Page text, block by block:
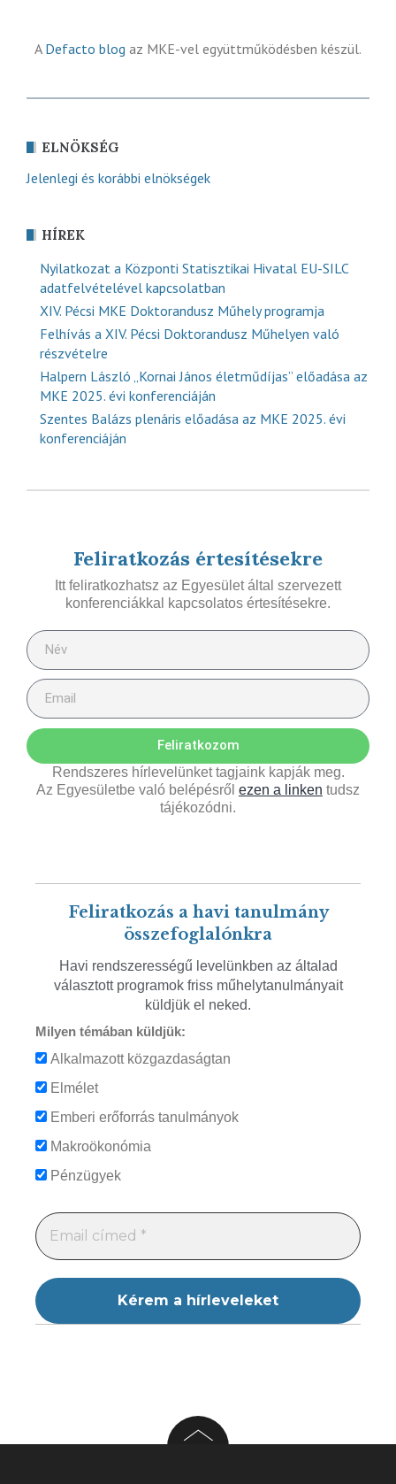
A Defacto blog az MKE-vel együttműködésben készül.
ELNÖKSÉG
Jelenlegi és korábbi elnökségek
HÍREK
Nyilatkozat a Központi Statisztikai Hivatal EU-SILC
adatfelvételével kapcsolatban
XIV. Pécsi MKE Doktorandusz Műhely programja
Felhívás a XIV. Pécsi Doktorandusz Műhelyen való
részvételre
Halpern László „Kornai János életműdíjas” előadása az
MKE 2025. évi konferenciáján
Szentes Balázs plenáris előadása az MKE 2025. évi
konferenciáján
Feliratkozás értesítésekre
Itt feliratkozhatsz az Egyesület által szervezett
konferenciákkal kapcsolatos értesítésekre.
Feliratkozom
Rendszeres hírlevelünket tagjaink kapják meg.
Az Egyesületbe való belépésről ezen a linken tudsz
tájékozódni.
Feliratkozás a havi tanulmány
összefoglalónkra
Havi rendszerességű levelünkben az általad
választott programok friss műhelytanulmányait
küldjük el neked.
Milyen témában küldjük:
Alkalmazott közgazdaságtan
Elmélet
Emberi erőforrás tanulmányok
Makroökonómia
Pénzügyek